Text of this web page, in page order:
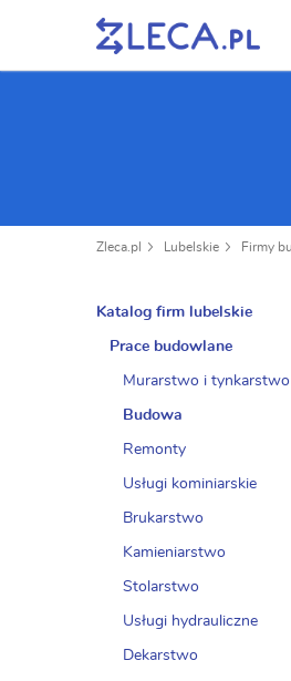
Zleca.pl Lubelskie Firmy
Katalog firm lubelskie
Prace budowlane
Murarstwo i tynkarstwo
Budowa
Remonty
Usługi kominiarskie
Brukarstwo
Kamieniarstwo
Stolarstwo
Usługi hydrauliczne
Dekarstwo